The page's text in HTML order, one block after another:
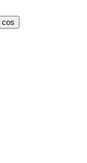
cos